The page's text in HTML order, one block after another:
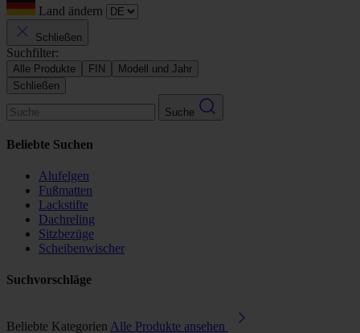
Land ändern
Schließen
Suchfilter:
Alle Produkte FIN
Modell und Jahr
Schließen
Suche
Beliebte Suchen
Alufelgen
Fußmatten
Lackstifte
Dachreling
Sitzbezüge
Scheibenwischer
Suchvorschläge
Beliebte Kategorien Alle Produkte ansehen